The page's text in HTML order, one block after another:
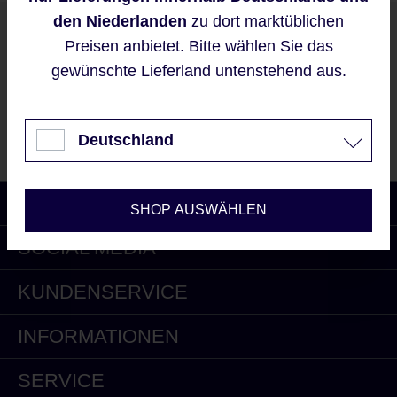
Unser Newsletter
Jetzt Newsletter kostenlos abonnieren und 15% Rabatt
auf Ihre nächste Bestellung bei gardeur erhalten.
SOCIAL MEDIA
KUNDENSERVICE
INFORMATIONEN
SERVICE
den Niederlanden zu dort marktüblichen
Preisen anbietet. Bitte wählen Sie das
gewünschte Lieferland untenstehend aus.
Deutschland
SHOP AUSWÄHLEN
bieten zu können.
Konfigurieren